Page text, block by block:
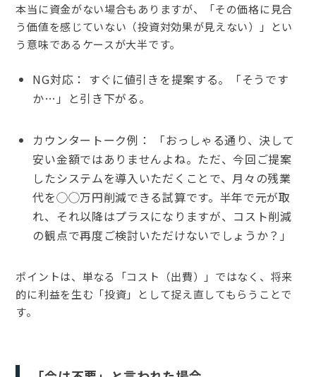
本当に資金がない場合もありますが、「その価格に見合
う価値を感じていない（投資対効果が見えない）」とい
う意味であるケースが大半です。
NG対応： すぐに値引きを提案する。「そうです
か…」と引き下がる。
カウンタートーク例： 「おっしゃる通り、決して
安い金額ではありませんよね。ただ、今回ご提案
したシステムを導入いただくことで、月々の残業
代を◯◯万円削減できる試算です。半年で元が取
れ、それ以降はプラスになりますが、コスト削減
の観点で再度ご検討いただけないでしょうか？」
ポイントは、単なる「コスト（出費）」ではなく、将来
的に利益を生む「投資」として捉え直してもらうことで
す。